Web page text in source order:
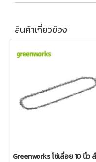
สินค้าเกี่ยวข้อง